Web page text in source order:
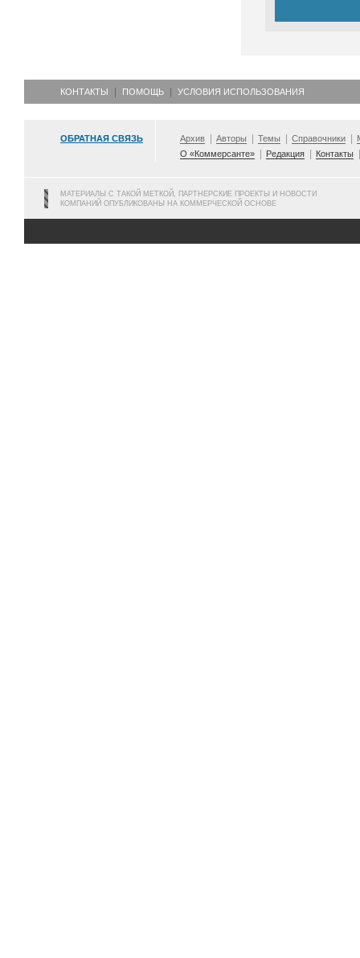
КОНТАКТЫ ПОМОЩЬ УСЛОВИЯ ИСПОЛЬЗОВАНИЯ
ОБРАТНАЯ СВЯЗЬ Архив Авторы Темы Справочники
О «Коммерсанте»
Редакция Контакты
МАТЕРИАЛЫ С ТАКОЙ МЕТКОЙ, ПАРТНЕРСКИЕ ПРОЕКТЫ И НОВОСТИ
КОМПАНИЙ ОПУБЛИКОВАНЫ НА КОММЕРЧЕСКОЙ ОСНОВЕ